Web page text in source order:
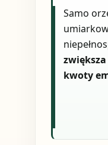
Samo
kwoty